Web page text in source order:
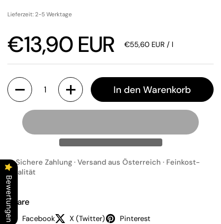
Lieferzeit: 2-5 Werktage
Regulärer Preis
€13,90 EUR Stückpreis
€55,60 EUR / l
Anzahl
In den Warenkorb
✔ Sichere Zahlung · Versand aus Österreich · Feinkost-
Qualität
Share
Facebook X (Twitter) Pinterest
Bewertungen